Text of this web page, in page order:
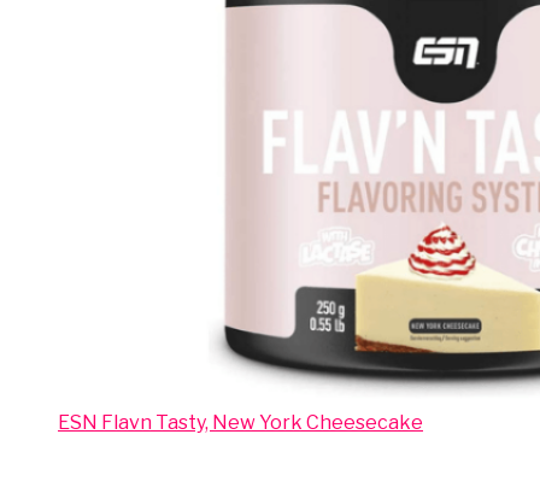
ESN Flavn Tasty, New York Cheesecake